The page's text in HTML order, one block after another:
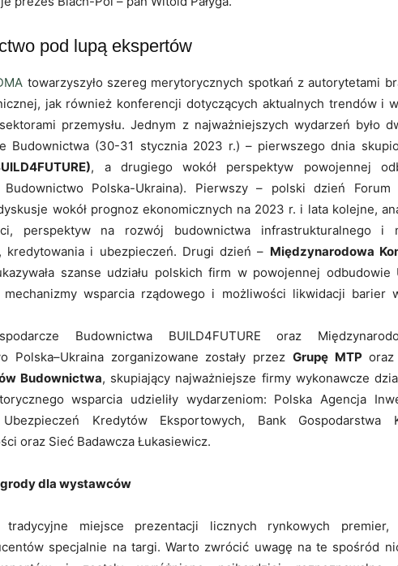
pod lupą ekspertów
towarzyszyło szereg merytorycznych spotkań z autorytetami
jak również konferencji dotyczących aktualnych trendów i
przemysłu. Jednym z najważniejszych wydarzeń było
Budownictwa (30-31 stycznia 2023 r.) – pierwszego dnia
, a drugiego wokół perspektyw powojennej
Budownictwo Polska-Ukraina). Pierwszy – polski dzień Forum
wokół prognoz ekonomicznych na 2023 r. i lata kolejne,
perspektyw na rozwój budownictwa infrastrukturalnego i
kredytowania i ubezpieczeń. Drugi dzień – Międzynarodowa
szanse udziału polskich firm w powojennej odbudowie
mechanizmy wsparcia rządowego i możliwości likwidacji barier
Budownictwa BUILD4FUTURE oraz
Polska–Ukraina zorganizowane zostały przez Grupę MTP oraz
Budownictwa, skupiający najważniejsze firmy wykonawcze
wsparcia udzieliły wydarzeniom: Polska Agencja
Ubezpieczeń Kredytów Eksportowych, Bank Gospodarstwa
oraz Sieć Badawcza Łukasiewicz.
dla wystawców
miejsce prezentacji licznych rynkowych premier,
specjalnie na targi. Warto zwrócić uwagę na te spośród